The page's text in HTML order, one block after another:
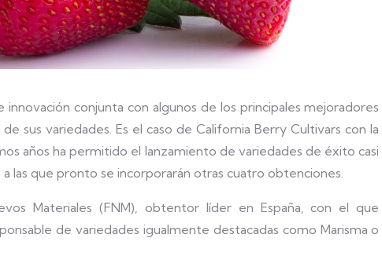
conjunta con algunos de los principales mejoradores
sus variedades. Es el caso de California Berry Cultivars con la
años ha permitido el lanzamiento de variedades de éxito casi
las que pronto se incorporarán otras cuatro obtenciones.
Materiales (FNM), obtentor líder en España, con el que
de variedades igualmente destacadas como Marisma o